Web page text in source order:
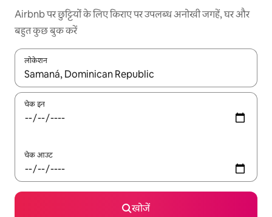
Airbnb पर छुट्टियों के लिए किराए पर उपलब्ध अनोखी जगहें, घर और
बहुत कुछ बुक करें
लोकेशन
नतीजों के उपलब्ध होने पर, अप और डाउन 'ऐरो की' का इस्तेमाल करके नेविगेट
चेक इन
चेक आउट
खोजें